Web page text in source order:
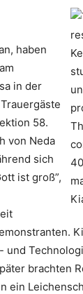
haben
in der
58.
von Neda
sich
ist groß”,
und
brachten
ein